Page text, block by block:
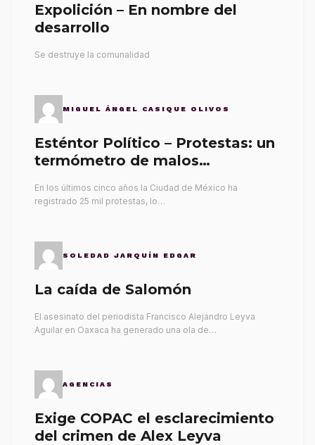
Expolición – En nombre del
desarrollo
Se destruye la comunalidad
MIGUEL ÁNGEL CASIQUE OLIVOS
Esténtor Político – Protestas: un
termómetro de malos
En los últimos cinco años la Ciudad de México ha
registrado 25 mil protestas, lo…
SOLEDAD JARQUÍN EDGAR
La caída de Salomón
El asesinato del periodista Francisco Alejandro Leyva
Aguilar en Oaxaca ha generado una ola de…
AGENCIAS
Exige COPAC el esclarecimiento
del crimen de Alex Leyva